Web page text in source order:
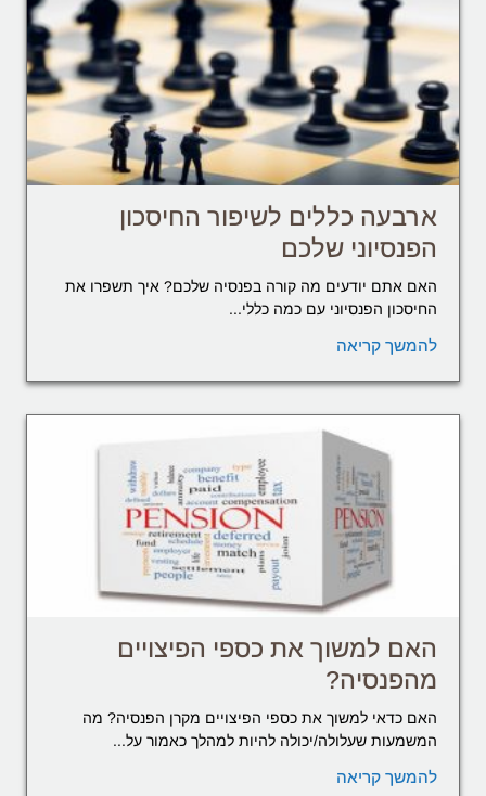
ארבעה כללים לשיפור החיסכון
הפנסיוני שלכם
האם אתם יודעים מה קורה בפנסיה שלכם? איך תשפרו את
החיסכון הפנסיוני עם כמה כללי...
להמשך קריאה
האם למשוך את כספי הפיצויים
מהפנסיה?
האם כדאי למשוך את כספי הפיצויים מקרן הפנסיה? מה
המשמעות שעלולה/יכולה להיות למהלך כאמור על...
להמשך קריאה